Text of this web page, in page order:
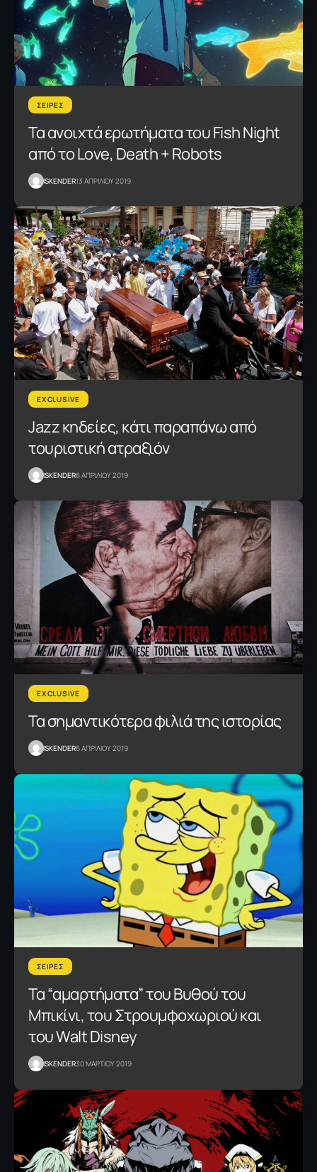
ΣΕΙΡΕΣ
Τα ανοιχτά ερωτήματα του Fish Night
από το Love, Death + Robots
ISKENDER13 ΑΠΡΙΛΙΟΥ 2019
EXCLUSIVE
Jazz κηδείες, κάτι παραπάνω από
τουριστική ατραξιόν
ISKENDER6 ΑΠΡΙΛΙΟΥ 2019
EXCLUSIVE
Τα σημαντικότερα φιλιά της ιστορίας
ISKENDER6 ΑΠΡΙΛΙΟΥ 2019
ΣΕΙΡΕΣ
Τα “αμαρτήματα” του Βυθού του
Μπικίνι, του Στρουμφοχωριού και
του Walt Disney
ISKENDER30 ΜΑΡΤΙΟΥ 2019